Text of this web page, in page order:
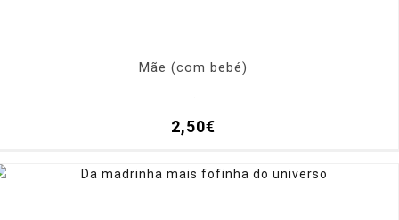
Mãe (com bebé)
2,50€